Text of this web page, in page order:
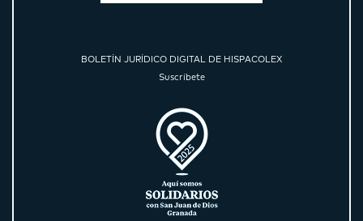
BOLETÍN JURÍDICO DIGITAL DE HISPACOLEX
Suscríbete